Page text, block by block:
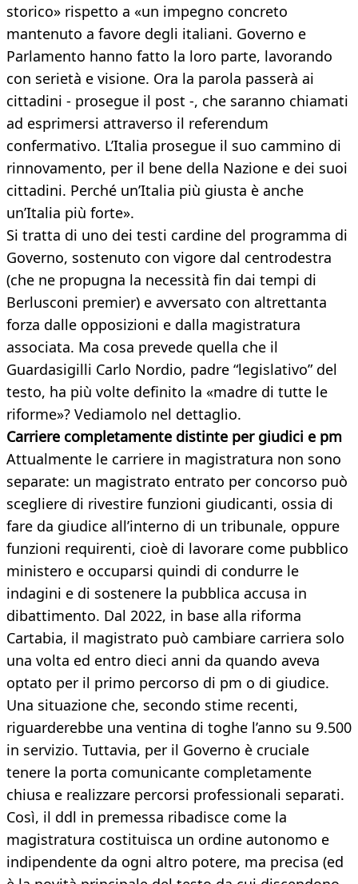
storico» rispetto a «un impegno concreto
mantenuto a favore degli italiani. Governo e
Parlamento hanno fatto la loro parte, lavorando
con serietà e visione. Ora la parola passerà ai
cittadini - prosegue il post -, che saranno chiamati
ad esprimersi attraverso il referendum
confermativo. L’Italia prosegue il suo cammino di
rinnovamento, per il bene della Nazione e dei suoi
cittadini. Perché un’Italia più giusta è anche
un’Italia più forte».
Si tratta di uno dei testi cardine del programma di
Governo, sostenuto con vigore dal centrodestra
(che ne propugna la necessità fin dai tempi di
Berlusconi premier) e avversato con altrettanta
forza dalle opposizioni e dalla magistratura
associata. Ma cosa prevede quella che il
Guardasigilli Carlo Nordio, padre “legislativo” del
testo, ha più volte definito la «madre di tutte le
riforme»? Vediamolo nel dettaglio.
Carriere completamente distinte per giudici e pm
Attualmente le carriere in magistratura non sono
separate: un magistrato entrato per concorso può
scegliere di rivestire funzioni giudicanti, ossia di
fare da giudice all’interno di un tribunale, oppure
funzioni requirenti, cioè di lavorare come pubblico
ministero e occuparsi quindi di condurre le
indagini e di sostenere la pubblica accusa in
dibattimento. Dal 2022, in base alla riforma
Cartabia, il magistrato può cambiare carriera solo
una volta ed entro dieci anni da quando aveva
optato per il primo percorso di pm o di giudice.
Una situazione che, secondo stime recenti,
riguarderebbe una ventina di toghe l’anno su 9.500
in servizio. Tuttavia, per il Governo è cruciale
tenere la porta comunicante completamente
chiusa e realizzare percorsi professionali separati.
Così, il ddl in premessa ribadisce come la
magistratura costituisca un ordine autonomo e
indipendente da ogni altro potere, ma precisa (ed